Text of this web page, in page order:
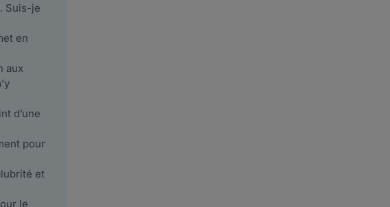
Suis-je
en
aux
d’une
pour
et
le